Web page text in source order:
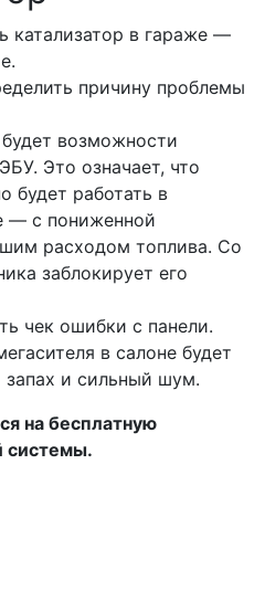
катализатор в гараже —
причину проблемы
возможности
Это означает, что
будет работать в
— с пониженной
расходом топлива. Со
заблокирует его
чек ошибки с панели.
в салоне будет
запах и сильный шум.
на бесплатную
системы.